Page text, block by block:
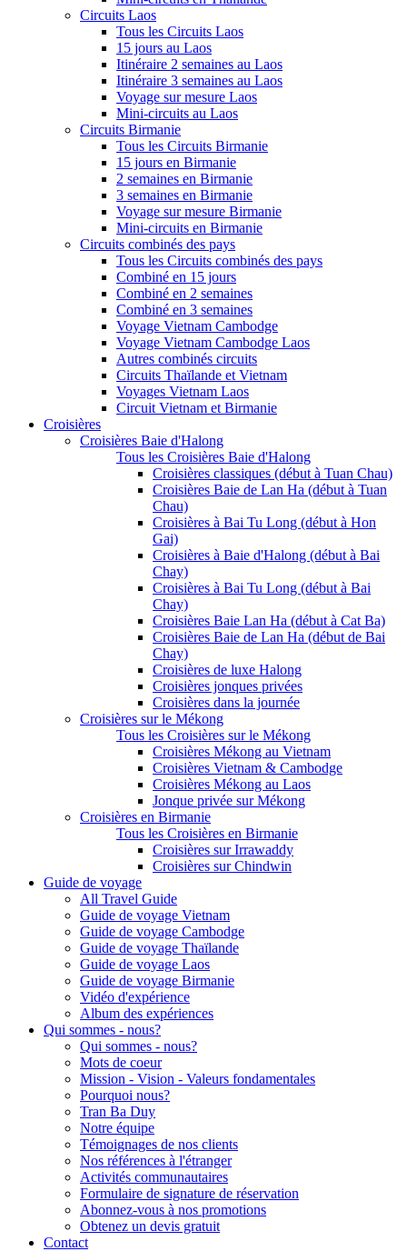
Circuits Laos
Tous les Circuits Laos
15 jours au Laos
Itinéraire 2 semaines au Laos
Itinéraire 3 semaines au Laos
Voyage sur mesure Laos
Mini-circuits au Laos
Circuits Birmanie
Tous les Circuits Birmanie
15 jours en Birmanie
2 semaines en Birmanie
3 semaines en Birmanie
Voyage sur mesure Birmanie
Mini-circuits en Birmanie
Circuits combinés des pays
Tous les Circuits combinés des pays
Combiné en 15 jours
Combiné en 2 semaines
Combiné en 3 semaines
Voyage Vietnam Cambodge
Voyage Vietnam Cambodge Laos
Autres combinés circuits
Circuits Thaïlande et Vietnam
Voyages Vietnam Laos
Circuit Vietnam et Birmanie
Croisières
Croisières Baie d'Halong
Tous les Croisières Baie d'Halong
Croisières classiques (début à Tuan Chau)
Croisières Baie de Lan Ha (début à Tuan
Chau)
Croisières à Bai Tu Long (début à Hon
Gai)
Croisières à Baie d'Halong (début à Bai
Chay)
Croisières à Bai Tu Long (début à Bai
Chay)
Croisières Baie Lan Ha (début à Cat Ba)
Croisières Baie de Lan Ha (début de Bai
Chay)
Croisières de luxe Halong
Croisières jonques privées
Croisières dans la journée
Croisières sur le Mékong
Tous les Croisières sur le Mékong
Croisières Mékong au Vietnam
Croisières Vietnam & Cambodge
Croisières Mékong au Laos
Jonque privée sur Mékong
Croisières en Birmanie
Tous les Croisières en Birmanie
Croisières sur Irrawaddy
Croisières sur Chindwin
Guide de voyage
All Travel Guide
Guide de voyage Vietnam
Guide de voyage Cambodge
Guide de voyage Thaïlande
Guide de voyage Laos
Guide de voyage Birmanie
Vidéo d'expérience
Album des expériences
Qui sommes - nous?
Qui sommes - nous?
Mots de coeur
Mission - Vision - Valeurs fondamentales
Pourquoi nous?
Tran Ba Duy
Notre équipe
Témoignages de nos clients
Nos références à l'étranger
Activités communautaires
Formulaire de signature de réservation
Abonnez-vous à nos promotions
Obtenez un devis gratuit
Contact